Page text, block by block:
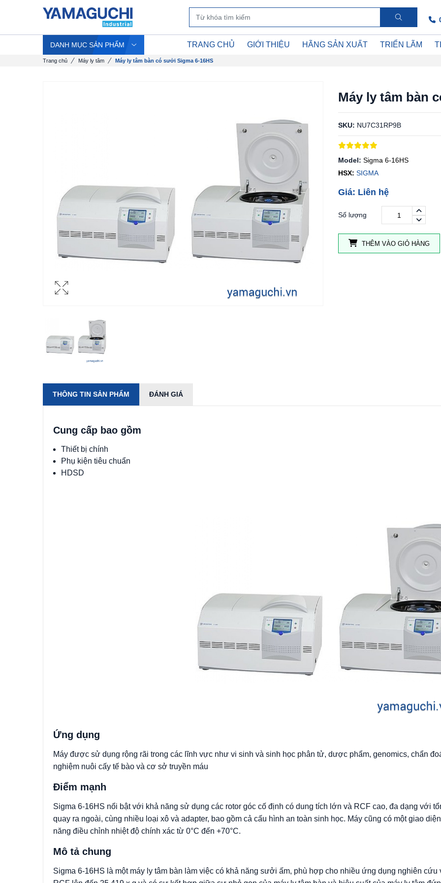
DANH MỤC SẢN PHẨM TRANG CHỦ GIỚI THIỆU HÃNG SẢN XUẤT TRIỂN LÃM
Trang chủ Máy ly tâm Máy ly tâm bàn có sưởi Sigma 6-16HS
Máy ly tâm bàn
SKU: NU7C31RP9B
Model: Sigma 6-16HS
HSX: SIGMA
Giá: Liên hệ
Số lượng
THÊM VÀO GIỎ HÀNG
THÔNG TIN SẢN PHẨM ĐÁNH GIÁ
Cung cấp bao gồm
Thiết bị chính
Phụ kiện tiêu chuẩn
HDSD
Ứng dụng
Máy được sử dụng rộng rãi trong các lĩnh vực như vi sinh và sinh học phân tử, dược phẩm, genomics, chẩn
nghiệm nuôi cấy tế bào và cơ sở truyền máu
Điểm mạnh
Sigma 6-16HS nổi bật với khả năng sử dụng các rotor góc cố định có dung tích lớn và RCF cao, đa dạng với
quay ra ngoài, cùng nhiều loại xô và adapter, bao gồm cả cấu hình an toàn sinh học. Máy cũng có một giao
năng điều chỉnh nhiệt độ chính xác từ 0°C đến +70°C.
Mô tả chung
Sigma 6-16HS là một máy ly tâm bàn làm việc có khả năng sưởi ấm, phù hợp cho nhiều ứng dụng nghiên